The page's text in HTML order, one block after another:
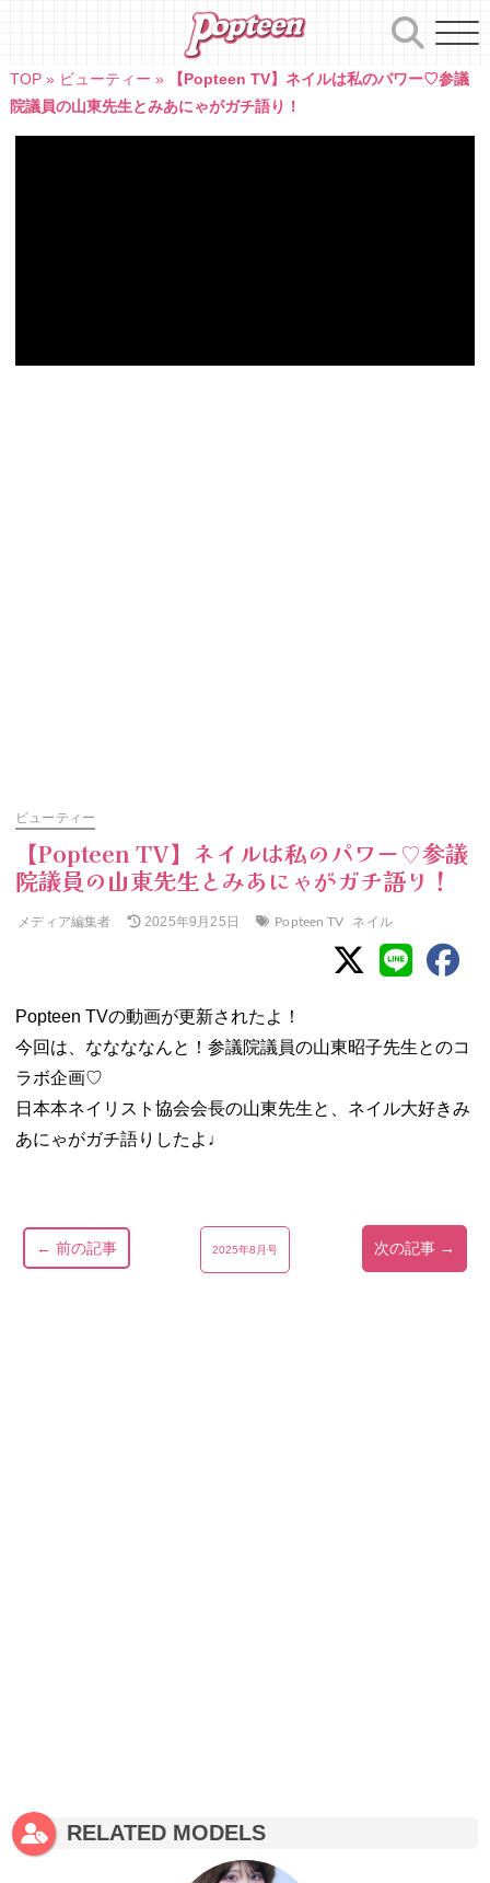
TOP» ビューティー »
【Popteen TV】ネイルは私のパワー♡参議
院議員の山東先生とみあにゃがガチ語り！
ビューティー
【Popteen TV】ネイルは私のパワー♡参議
院議員の山東先生とみあにゃがガチ語り！
メディア編集者 2025年9月25日 Popteen TV ネイル
Popteen TVの動画が更新されたよ！
今回は、ななななんと！ 参議院議員の山東昭子先生とのコ
ラボ企画♡
日本本ネイリスト協会会長の山東先生と、ネイル大好きみ
あにゃがガチ語りしたよ♩
← 前の記事 2025年8月号 次の記事 →
RELATED MODELS